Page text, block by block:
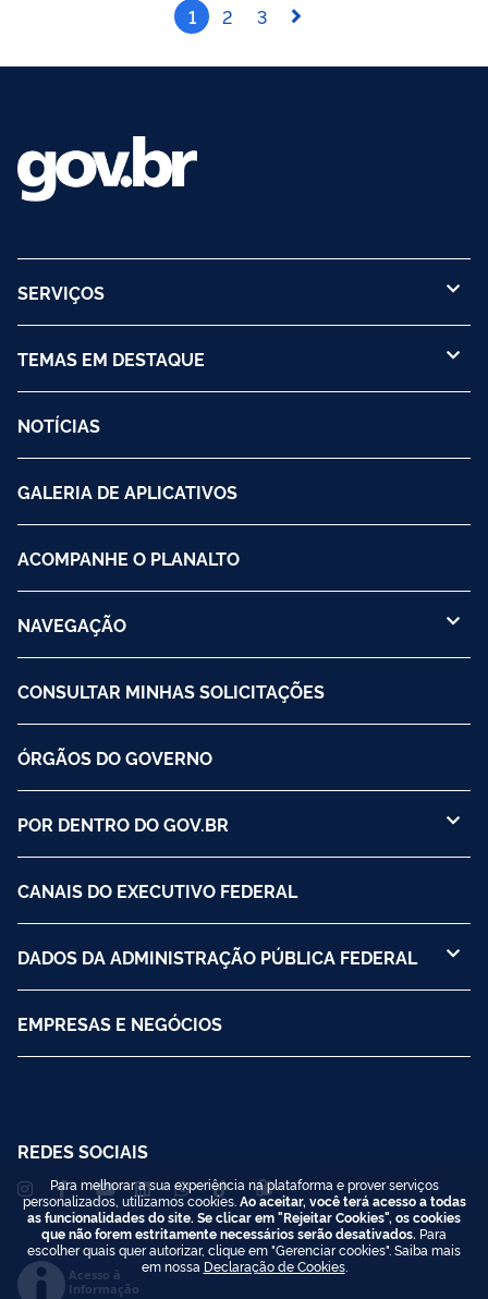
1 2 3
SERVIÇOS
TEMAS EM DESTAQUE
NOTÍCIAS
GALERIA DE APLICATIVOS
ACOMPANHE O PLANALTO
NAVEGAÇÃO
CONSULTAR MINHAS SOLICITAÇÕES
ÓRGÃOS DO GOVERNO
POR DENTRO DO GOV.BR
CANAIS DO EXECUTIVO FEDERAL
DADOS DA ADMINISTRAÇÃO PÚBLICA FEDERAL
EMPRESAS E NEGÓCIOS
REDES SOCIAIS
Acesso à
Informação
Para melhorar a sua experiência na plataforma e prover serviços
personalizados, utilizamos cookies. Ao aceitar, você terá acesso a todas
as funcionalidades do site. Se clicar em "Rejeitar Cookies", os cookies
que não forem estritamente necessários serão desativados. Para
escolher quais quer autorizar, clique em "Gerenciar cookies". Saiba mais
em nossa Declaração de Cookies.